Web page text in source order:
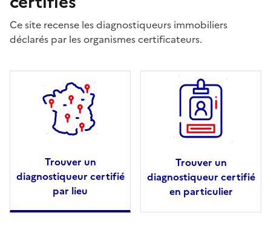
Ce site recense les diagnostiqueurs immobiliers
déclarés par les organismes certificateurs.
Trouver un
diagnostiqueur certifié
par lieu
Trouver un
diagnostiqueur certifié
en particulier